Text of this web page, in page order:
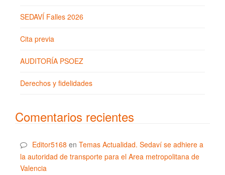
SEDAVÍ Falles 2026
Cita previa
AUDITORÍA PSOEZ
Derechos y fidelidades
Comentarios recientes
Editor5168 en Temas Actualidad. Sedaví se adhiere a
la autoridad de transporte para el Area metropolitana de
Valencia